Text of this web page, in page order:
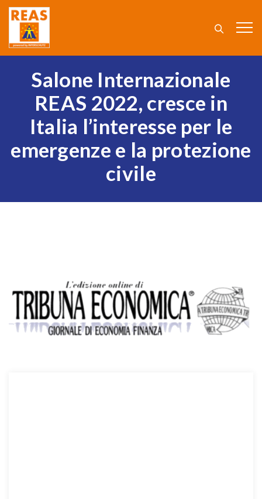
Salone Internazionale
REAS 2022, cresce in
Italia l’interesse per le
emergenze e la protezione
civile